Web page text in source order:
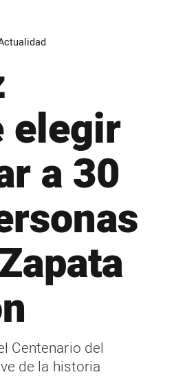
elegir
a 30
Centenario del
de la historia